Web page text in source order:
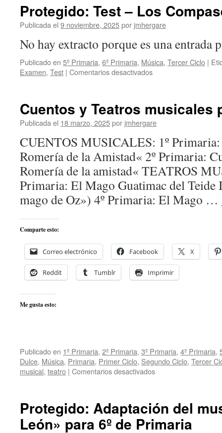
Protegido: Test – Los
Publicada el 9 noviembre, 2025por jmhergare
No hay extracto porque es una entrada
Publicado en 5º Primaria, 6º Primaria, Música, Tercer Ciclo |
Examen, Test | Comentarios desactivadosen
Los
Compases
Cuentos y Teatros musicales
Publicada el 18 marzo, 2025por jmhergare
CUENTOS MUSICALES: 1º
Romería de la Amistad« 2º Primaria:
Romería de la amistad« TEATROS
Primaria: El Mago Guatimac del Teide
mago de Oz») 4º Primaria: El Mago …
Comparte esto:
Correo electrónico Facebook X
Reddit Tumblr Imprimir
Me gusta esto:
Publicado en 1º Primaria, 2º Primaria, 3º Primaria, 4º Primaria,
Dulce, Música, Primaria, Primer Ciclo, Segundo Ciclo, Tercer
musical, teatro | Comentarios desactivadosen
musicales
por
Ciclos
Protegido: Adaptación del
León» para 6º de Primaria